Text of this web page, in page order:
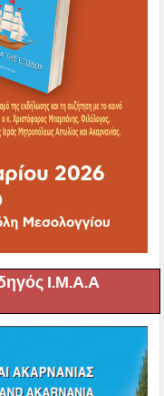
Ι.Μ.Α.Α